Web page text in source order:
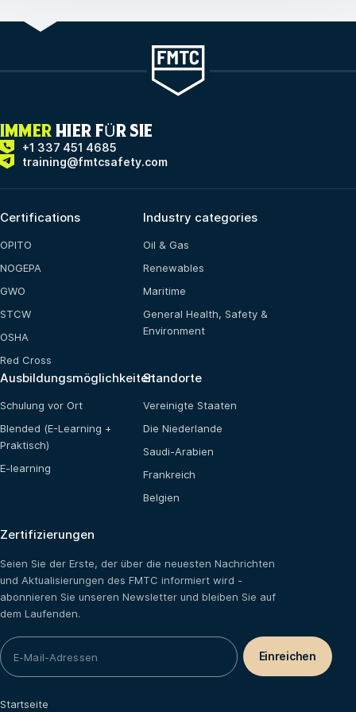
IMMER HIER FÜR SIE
+1 337 451 4685
training@fmtcsafety.com
Certifications
OPITO
NOGEPA
GWO
STCW
OSHA
Red Cross
Industry categories
Oil & Gas
Renewables
Maritime
General Health, Safety &
Environment
Ausbildungsmöglichkeiten
Schulung vor Ort
Blended (E-Learning +
Praktisch)
E-learning
Standorte
Vereinigte Staaten
Die Niederlande
Saudi-Arabien
Frankreich
Belgien
Zertifizierungen
Seien Sie der Erste, der über die neuesten Nachrichten
und Aktualisierungen des FMTC informiert wird -
abonnieren Sie unseren Newsletter und bleiben Sie auf
dem Laufenden.
Startseite